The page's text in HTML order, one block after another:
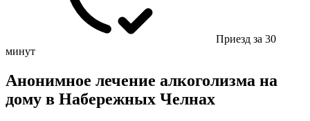
Приезд за 30
минут
Анонимное лечение алкоголизма на
дому в Набережных Челнах